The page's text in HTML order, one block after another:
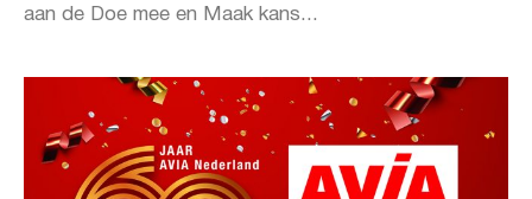
aan de Doe mee en Maak kans...